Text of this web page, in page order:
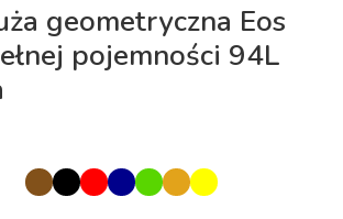
geometryczna Eos
pojemności 94L